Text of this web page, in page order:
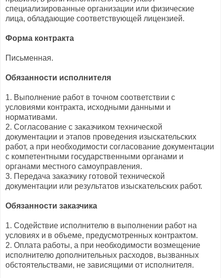
специализированные организации или физические
лица, обладающие соответствующей лицензией.
Форма контракта
Письменная.
Обязанности исполнителя
1. Выполнение работ в точном соответствии с
условиями контракта, исходными данными и
нормативами.
2. Согласование с заказчиком технической
документации и этапов проведения изыскательских
работ, а при необходимости согласование документации
с компетентными государственными органами и
органами местного самоуправления.
3. Передача заказчику готовой технической
документации или результатов изыскательских работ.
Обязанности заказчика
1. Содействие исполнителю в выполнении работ на
условиях и в объеме, предусмотренных контрактом.
2. Оплата работы, а при необходимости возмещение
исполнителю дополнительных расходов, вызванных
обстоятельствами, не зависящими от исполнителя.